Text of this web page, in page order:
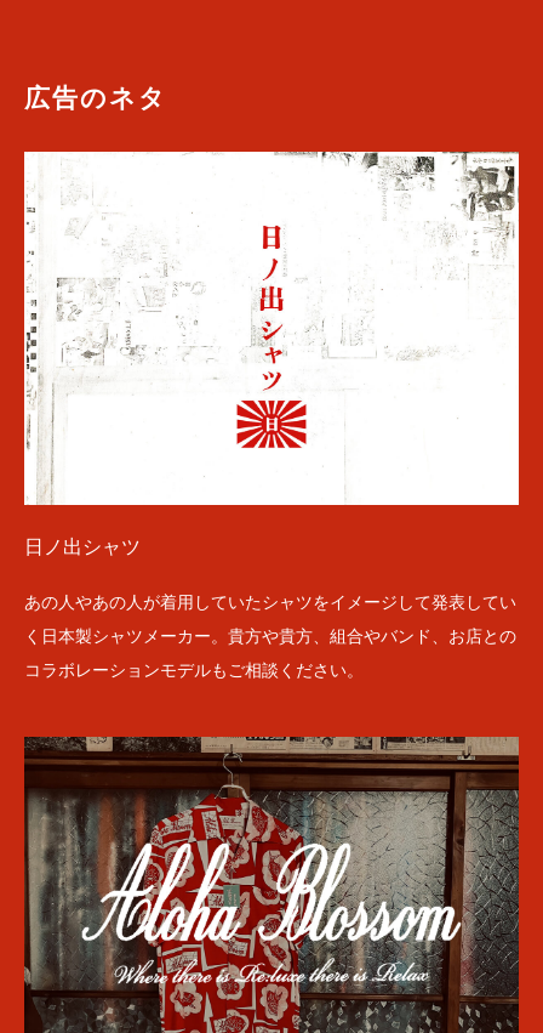
広告のネタ
日ノ出シャツ
あの人やあの人が着用していたシャツをイメージして発表してい
く日本製シャツメーカー。貴方や貴方、組合やバンド、お店との
コラボレーションモデルもご相談ください。